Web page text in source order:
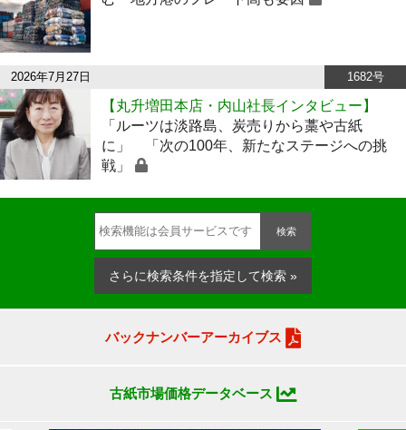
2026年7月27日 1682号
【丸升増田本店・内山社長インタビュー】
「ルーツは淡路島、炭売りから藁や古紙
に」 「次の100年、新たなステージへの挑
戦」
検索
さらに検索条件を指定して検索 »
バックナンバーアーカイブス
古紙市場価格データベース